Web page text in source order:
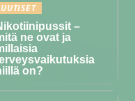
UUTISET
–
ne ovat ja
on?